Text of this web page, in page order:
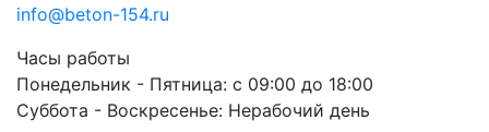
info@beton-154.ru
Часы работы
Понедельник - Пятница: с 09:00 до 18:00
Суббота - Воскресенье: Нерабочий день